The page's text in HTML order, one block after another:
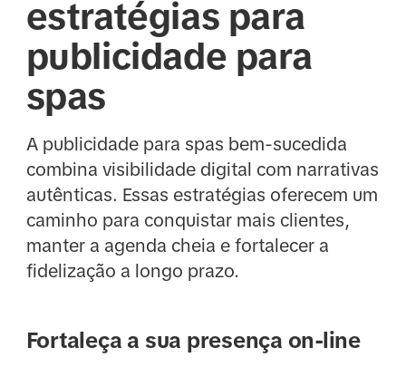
estratégias para
publicidade para
spas
A publicidade para spas bem-sucedida
combina visibilidade digital com narrativas
autênticas. Essas estratégias oferecem um
caminho para conquistar mais clientes,
manter a agenda cheia e fortalecer a
fidelização a longo prazo.
Fortaleça a sua presença on-line